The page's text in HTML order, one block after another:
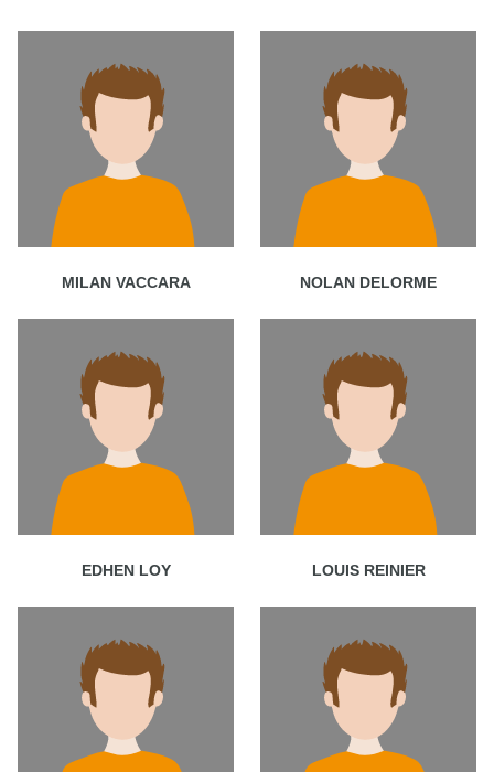
MILAN VACCARA NOLAN DELORME
EDHEN LOY LOUIS REINIER